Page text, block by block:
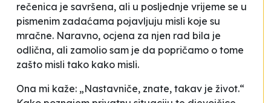
rečenica je savršena, ali u posljednje vrijeme se u
pismenim zadaćama pojavljuju misli koje su
mračne. Naravno, ocjena za njen rad bila je
odlična, ali zamolio sam je da popričamo o tome
zašto misli tako kako misli.
Ona mi kaže: „Nastavniče, znate, takav je život.“